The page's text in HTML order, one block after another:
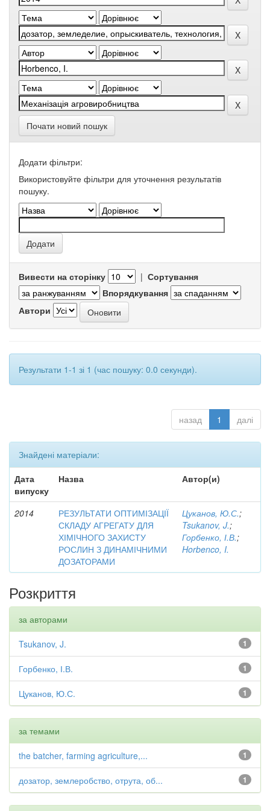
Почати новий пошук
Додати фільтри:
Використовуйте фільтри для уточнення результатів
пошуку.
Вивести на сторінку | Сортування
Впорядкування
Автори
Результати 1-1 зі 1 (час пошуку: 0.0 секунди).
назад 1 далі
Знайдені матеріали:
Дата
випуску
Назва Автор(и)
2014
РЕЗУЛЬТАТИ ОПТИМІЗАЦІЇ
СКЛАДУ АГРЕГАТУ ДЛЯ
ХІМІЧНОГО ЗАХИСТУ
РОСЛИН З ДИНАМІЧНИМИ
ДОЗАТОРАМИ
Цуканов, Ю.С.;
Tsukanov, J.;
Горбенко, І.В.;
Horbenco, I.
Розкриття
за авторами
1
Tsukanov, J.
1
Горбенко, І.В.
1
Цуканов, Ю.С.
за темами
1
the batcher, farming agriculture,...
1
дозатор, землеробство, отрута, об...